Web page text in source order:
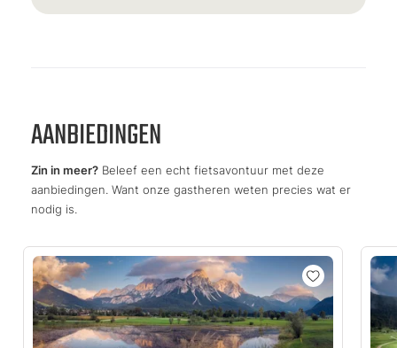
AANBIEDINGEN
Zin in meer? Beleef een echt fietsavontuur met deze
aanbiedingen. Want onze gastheren weten precies wat er
nodig is.